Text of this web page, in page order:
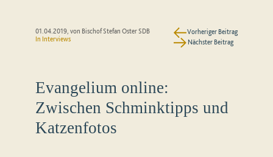
01.04.2019, von Bischof Stefan Oster SDB
In Interviews
Vorheriger Beitrag
Nächster Beitrag
Evangelium online:
Zwischen Schminktipps und
Katzenfotos